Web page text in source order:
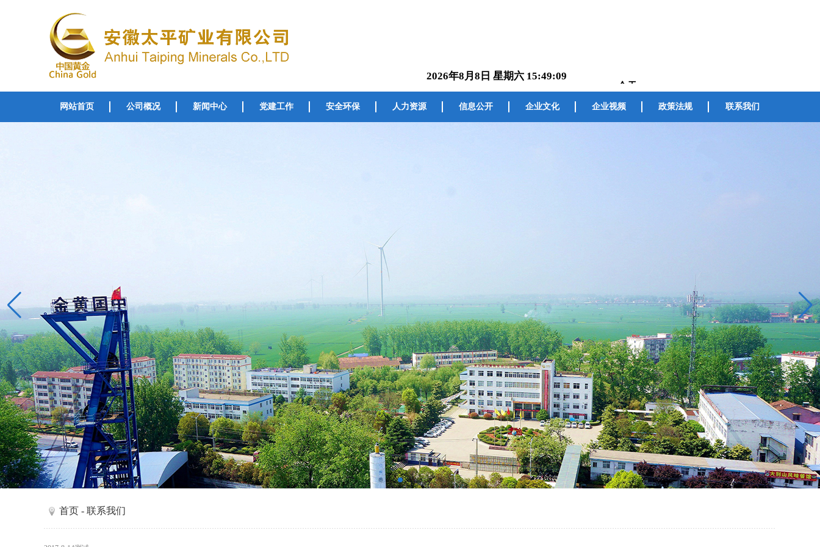
2026年8月8日 星期六 15:49:10
网站首页 公司概况 新闻中心 党建工作 安全环保 人力资源 信息公开 企业文化 企业视频 政策法规 联系我们
首页 - 联系我们